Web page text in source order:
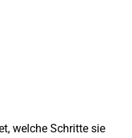
welche Schritte sie